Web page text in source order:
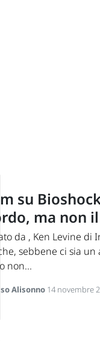
su
ma non
da , Ken Levine di
sebbene ci sia un
non...
Alisonno 14 novembre